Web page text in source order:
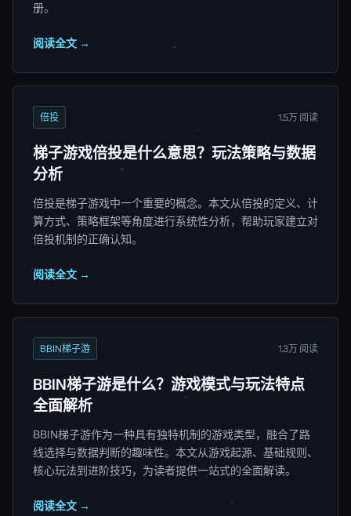
册。
阅读全文 →
倍投 1.5万 阅读
梯子游戏倍投是什么意思？玩法策略与数据
分析
倍投是梯子游戏中一个重要的概念。本文从倍投的定义、计
算方式、策略框架等角度进行系统性分析，帮助玩家建立对
倍投机制的正确认知。
阅读全文 →
BBIN梯子游 1.3万 阅读
BBIN梯子游是什么？游戏模式与玩法特点
全面解析
BBIN梯子游作为一种具有独特机制的游戏类型，融合了路
线选择与数据判断的趣味性。本文从游戏起源、基础规则、
核心玩法到进阶技巧，为读者提供一站式的全面解读。
阅读全文 →